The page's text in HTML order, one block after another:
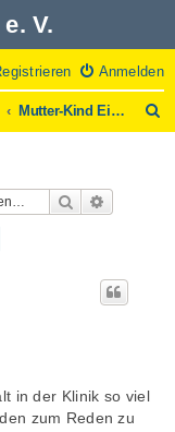
V.
Anmelden
Mutter-Kind Einrichtungen
u
Suche
in der Klinik so viel
zum Reden zu